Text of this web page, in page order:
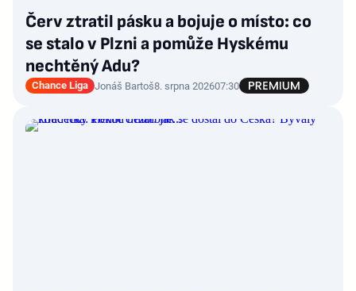
Červ ztratil pásku a bojuje o místo: co
se stalo v Plzni a pomůže Hyskému
nechtěný Adu?
Chance Liga Jonáš Bartoš8. srpna 202607:30